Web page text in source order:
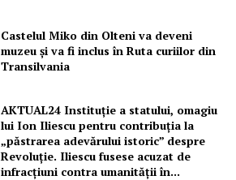
Castelul Miko din Olteni va deveni
muzeu şi va fi inclus în Ruta curiilor din
Transilvania
AKTUAL24 Instituție a statului, omagiu
lui Ion Iliescu pentru contribuția la
„păstrarea adevărului istoric” despre
Revoluție. Iliescu fusese acuzat de
infracțiuni contra umanității în...